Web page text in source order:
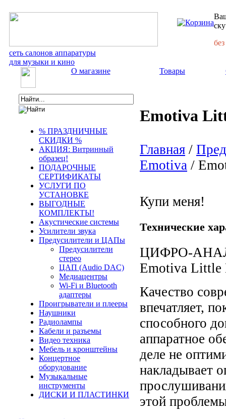
сеть салонов аппаратуры
для музыки и кино
О магазине Товары
% ПРАЗДНИЧНЫЕ
СКИДКИ %
АКЦИЯ: Витринный
образец!
ПОДАРОЧНЫЕ
СЕРТИФИКАТЫ
УСЛУГИ ПО
УСТАНОВКЕ
ВЫГОДНЫЕ
КОМПЛЕКТЫ!
Акустические системы
Усилители звука
Предусилители и ЦАПы
Предусилители
стерео
ЦАП (Audio DAC)
Медиацентры
Wi-Fi и Bluetooth
адаптеры
Проигрыватели и плееры
Наушники
Радиолампы
Кабели и разъемы
Видео техника
Мебель и кронштейны
Концертное
оборудование
Музыкальные
инструменты
ДИСКИ И ПЛАСТИНКИ
Emotiva
Главная /
Emotiva /
Купи меня!
Технические
ЦИФРО-
Emotiva Little
Качество
впечатляет,
способного
аппаратное
деле не
накладывает
этой